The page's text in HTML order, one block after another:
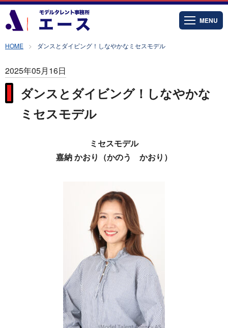
MENU
HOME ダンスとダイビング！しなやかなミセスモデル
2025年05月16日
ダンスとダイビング！しなやかな
ミセスモデル
ミセスモデル
嘉納 かおり（かのう かおり）